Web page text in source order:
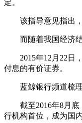
定。
该指导意见指出，
而随着我国经济结
2015年12月22日，
付息的有价证券。
蓝鲸银行频道梳理
截至2016年8月底
行机构首位，成为国